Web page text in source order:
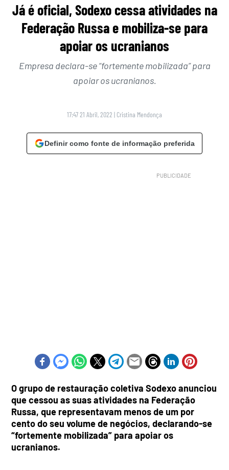
Já é oficial, Sodexo cessa atividades na
Federação Russa e mobiliza-se para
apoiar os ucranianos
Empresa declara-se “fortemente mobilizada” para
apoiar os ucranianos.
17:47 21 Abril, 2022 | Cristina Mendonça
Definir como fonte de informação preferida
O grupo de restauração coletiva Sodexo anunciou
que cessou as suas atividades na Federação
Russa, que representavam menos de um por
cento do seu volume de negócios, declarando-se
“fortemente mobilizada” para apoiar os
ucranianos.